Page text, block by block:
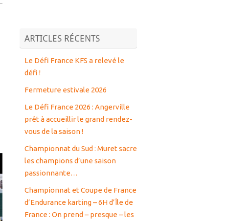
ARTICLES RÉCENTS
Le Défi France KFS a relevé le
défi !
Fermeture estivale 2026
Le Défi France 2026 : Angerville
prêt à accueillir le grand rendez-
vous de la saison !
Championnat du Sud : Muret sacre
les champions d’une saison
passionnante…
Championnat et Coupe de France
d’Endurance karting – 6H d’Île de
France : On prend – presque – les